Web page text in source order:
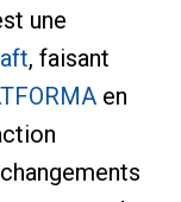
une
, faisant
en